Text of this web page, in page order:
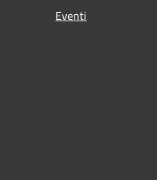
Eventi